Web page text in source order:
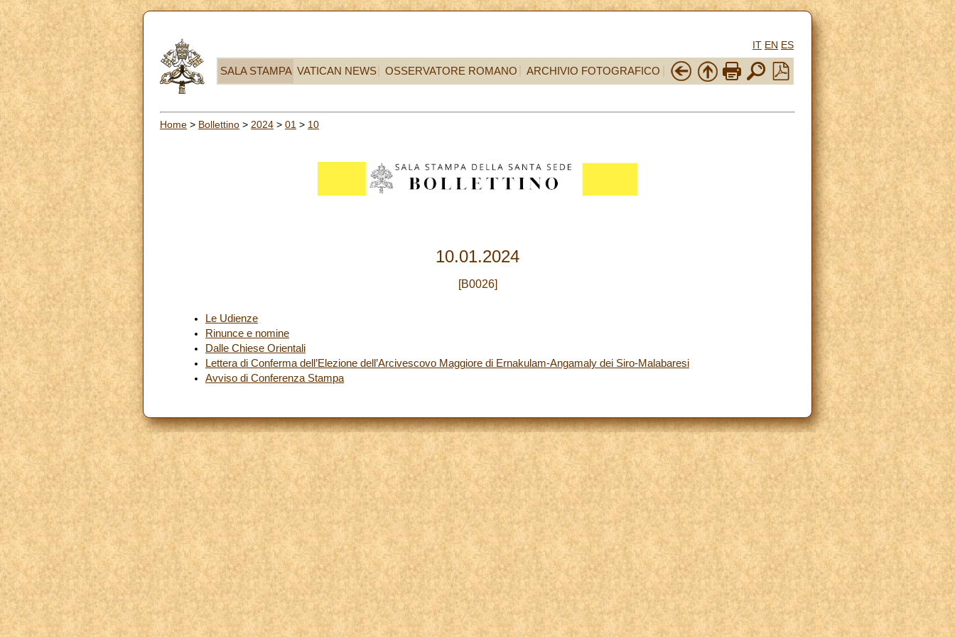
IT EN ES
SALA STAMPA VATICAN NEWS OSSERVATORE ROMANO ARCHIVIO FOTOGRAFICO
Home > Bollettino > 2024 > 01 > 10
10.01.2024
[B0026]
Le Udienze
Rinunce e nomine
Dalle Chiese Orientali
Lettera di Conferma dell’Elezione dell’Arcivescovo Maggiore di Ernakulam-Angamaly dei Siro-Malabaresi
Avviso di Conferenza Stampa